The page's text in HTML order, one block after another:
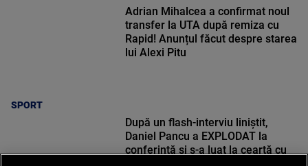
SPORT
Adrian Mihalcea a confirmat noul
transfer la UTA după remiza cu
Rapid! Anunțul făcut despre starea
lui Alexi Pitu
După un flash-interviu liniștit,
Daniel Pancu a EXPLODAT la
conferință și s-a luat la ceartă cu